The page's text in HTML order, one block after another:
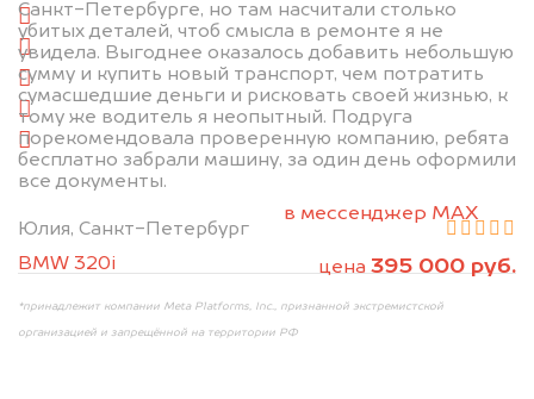
Санкт-Петербурге, но там насчитали столько
убитых деталей, чтоб смысла в ремонте я не
увидела. Выгоднее оказалось добавить небольшую
сумму и купить новый транспорт, чем потратить
сумасшедшие деньги и рисковать своей жизнью, к
тому же водитель я неопытный. Подруга
порекомендовала проверенную компанию, ребята
бесплатно забрали машину, за один день оформили
все документы.
Юлия, Санкт-Петербург
BMW 320i
цена 395 000 руб.
спереди
сзади
слева
справа
салон
2. Отправьте фотографии на номер +7 (958)
в мессенджер MAX
или на электронную почту info@dorogo.online
*принадлежит компании Meta Platforms, Inc., признанной экстремистской
организацией и запрещённой на территории РФ